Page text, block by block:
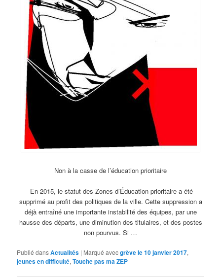
Non à la casse de l’éducation prioritaire
En 2015, le statut des Zones d’Éducation prioritaire a été
supprimé au profit des politiques de la ville. Cette suppression a
déjà entraîné une importante instabilité des équipes, par une
hausse des départs, une diminution des titulaires, et des postes
non pourvus. Si …
Publié dansActualités | Marqué avecgrève le 10 janvier 2017,
jeunes en difficulté,Touche pas ma ZEP